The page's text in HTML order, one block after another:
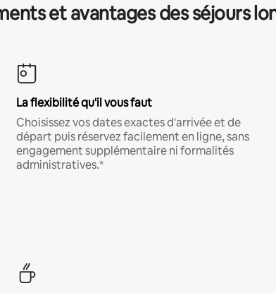
et avantages des séjours
La flexibilité qu'il vous faut
Choisissez vos dates exactes d'arrivée et de
départ puis réservez facilement en ligne, sans
engagement supplémentaire ni formalités
administratives.*